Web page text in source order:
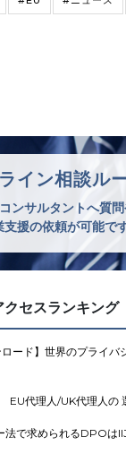
イン相談ル
ンサルタントへ質
支援の依頼が可能で
クセスランキング
ロード】世界のプライバ
EU代理人/UK代理人の
法で求められるDPOは